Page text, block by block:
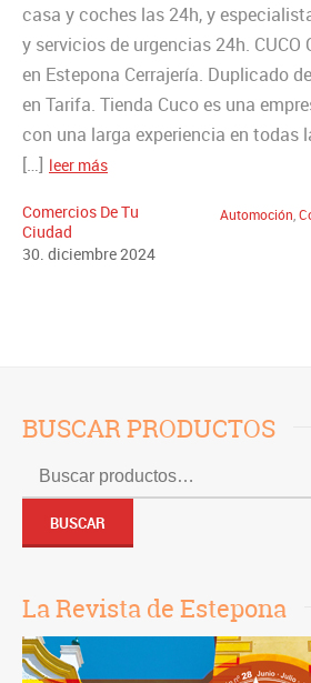
casa y coches las 24h, y
y servicios de urgencias 24h. CUCO
en Estepona Cerrajería. Duplicado
en Tarifa. Tienda Cuco es una
con una larga experiencia en todas
[…] leer más
Comercios De Tu
Ciudad
30 diciembre2024
Automoción
BUSCAR PRODUCTOS
Buscar
por:
BUSCAR
La Revista de Estepona